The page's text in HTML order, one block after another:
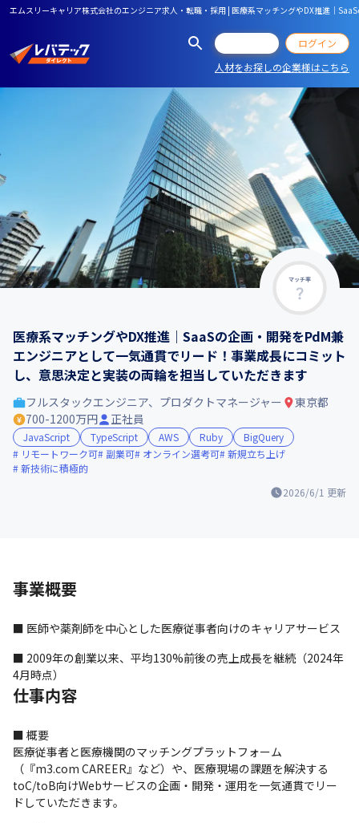
エムスリーキャリア株式会社のエンジニア求人・転職・採用 | 医療系マッチングやDX推進｜
ログイン
人材をお探しの企業様はこちら
マッチ率
医療系マッチングやDX推進｜SaaSの企画・開発をPdM兼
エンジニアとして一気通貫でリード！事業成長にコミット
し、意思決定と実装の両輪を担当していただきます
2026/6/1 更新
フルスタックエンジニア、プロダクトマネージャー
東京都
700-1200万円
正社員
JavaScript TypeScript AWS Ruby
BigQuery
リモートワーク可
副業可 オンライン選考可 新規立ち上げ
新技術に積極的
事業概要
■ 医師や薬剤師を中心とした医療従事者向けのキャリアサービス
■ 2009年の創業以来、平均130%前後の売上成長を継続（2024年
4月時点）
仕事内容
■ 概要
医療従事者と医療機関のマッチングプラットフォーム
（『m3.com CAREER』など）や、医療現場の課題を解決する
toC/toB向けWebサービスの企画・開発・運用を一気通貫でリー
ドしていただきます。